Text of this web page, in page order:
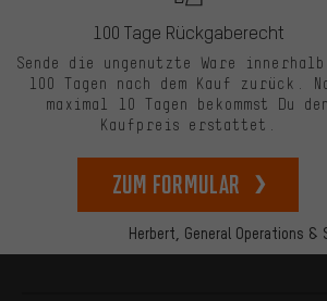
Herbert, General Operations &
100 Tage Rückgaberecht
Sende die ungenutzte Ware innerhalb
100 Tagen nach dem Kauf zurück.
maximal 10 Tagen bekommst Du den
Kaufpreis erstattet.
zum Formular